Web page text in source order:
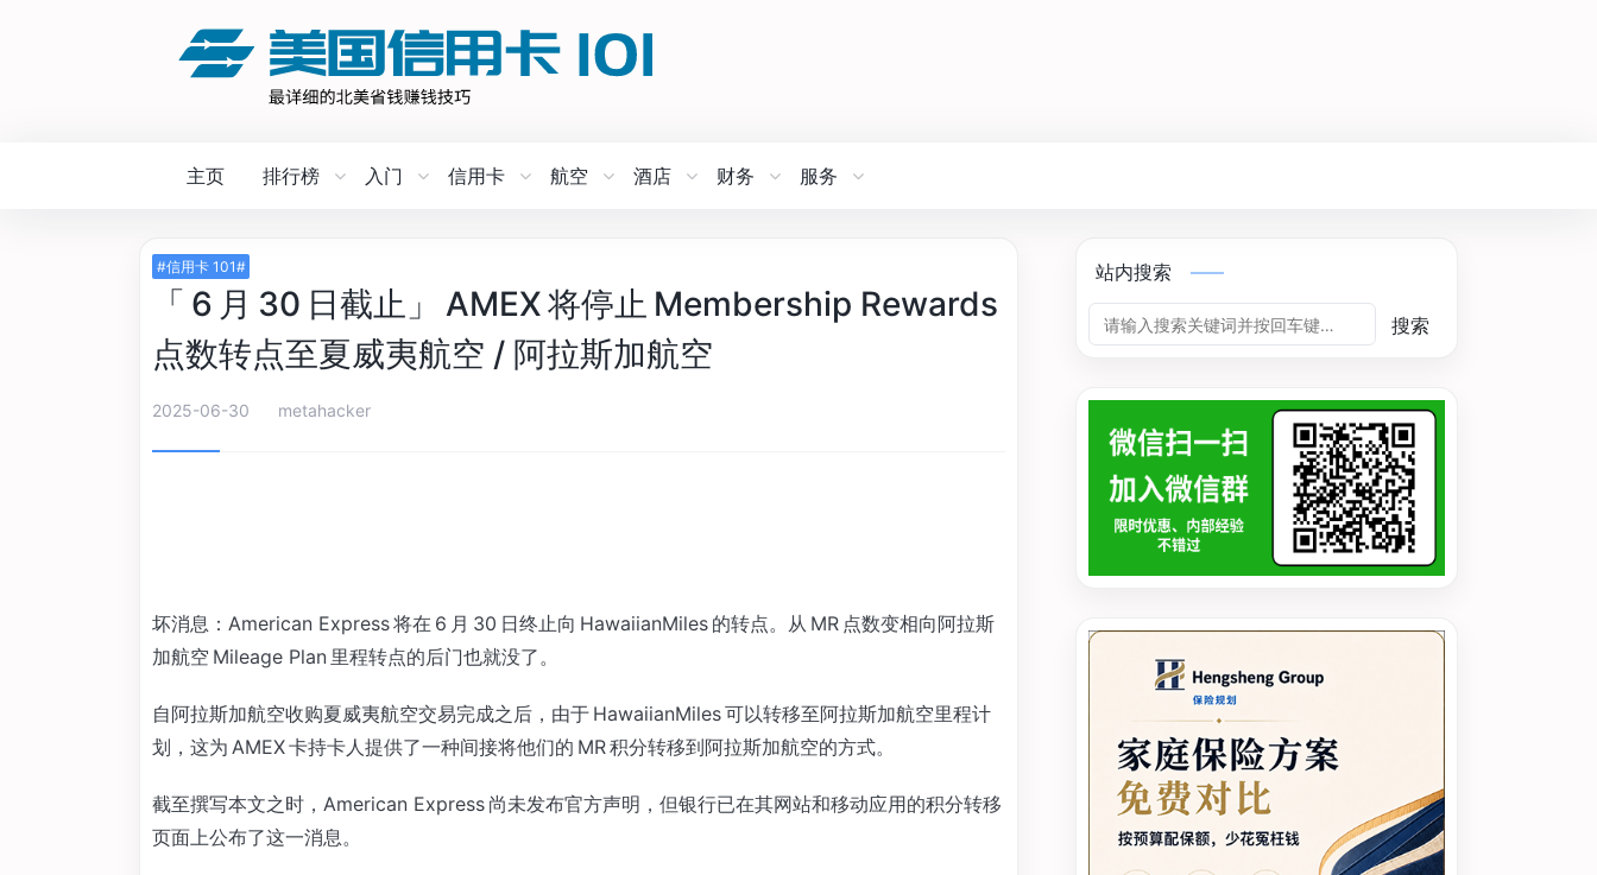
主页 排行榜 入门 信用卡 航空 酒店 财务 服务
#信用卡 101#
「 6 月 30 日截止」 AMEX 将停止 Membership Rewards
点数转点至夏威夷航空 / 阿拉斯加航空
2025-06-30 metahacker
坏消息：American Express 将在 6 月 30 日终止向 HawaiianMiles 的转点。从 MR 点数变相向阿拉斯
加航空 Mileage Plan 里程转点的后门也就没了。
自阿拉斯加航空收购夏威夷航空交易完成之后，由于 HawaiianMiles 可以转移至阿拉斯加航空里程计
划，这为 AMEX 卡持卡人提供了一种间接将他们的 MR 积分转移到阿拉斯加航空的方式。
截至撰写本文之时，American Express 尚未发布官方声明，但银行已在其网站和移动应用的积分转移
页面上公布了这一消息。
站内搜索
搜索